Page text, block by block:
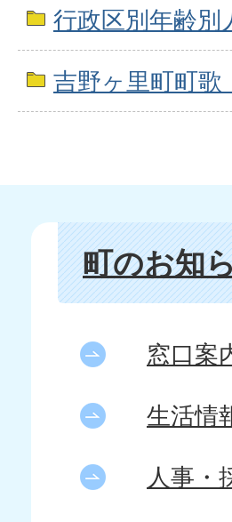
行政区別年齢別
吉野ヶ里町町歌
町のお知
窓口案
生活情
人事・